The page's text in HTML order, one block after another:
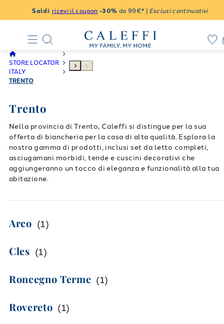
Saldi: ricevi il coupon -30% da 99€* | Esclusi continuativi
STORE LOCATOR
ITALY
TRENTO
Trento
Nella provincia di Trento, Caleffi si distingue per la sua
offerta di biancheria per la casa di alta qualità. Esplora la
nostra gamma di prodotti, inclusi set da letto completi,
asciugamani morbidi, tende e cuscini decorativi che
aggiungeranno un tocco di eleganza e funzionalità alla tua
abitazione.
Arco (1)
Cles (1)
Roncegno Terme (1)
Rovereto (1)